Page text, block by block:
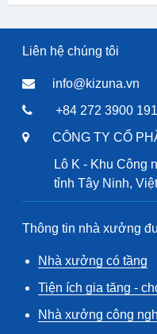
Liên hệ chúng tôi
info@kizuna.vn
+84 272 3900 191
CÔNG TY CỔ
Lô K - Khu Công
tỉnh Tây Ninh,
Thông tin nhà xưởng
Nhà xưởng có tầng
Tiện ích gia tăng -
Nhà xưởng công